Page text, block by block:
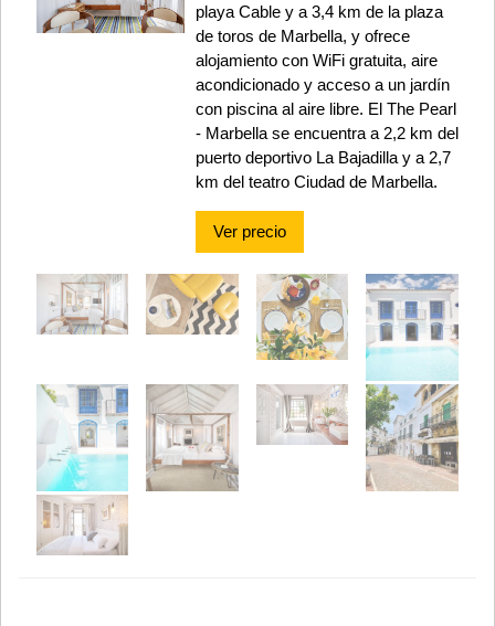
playa Cable y a 3,4 km de la plaza
de toros de Marbella, y ofrece
alojamiento con WiFi gratuita, aire
acondicionado y acceso a un jardín
con piscina al aire libre. El The Pearl
- Marbella se encuentra a 2,2 km del
puerto deportivo La Bajadilla y a 2,7
km del teatro Ciudad de Marbella.
Ver precio